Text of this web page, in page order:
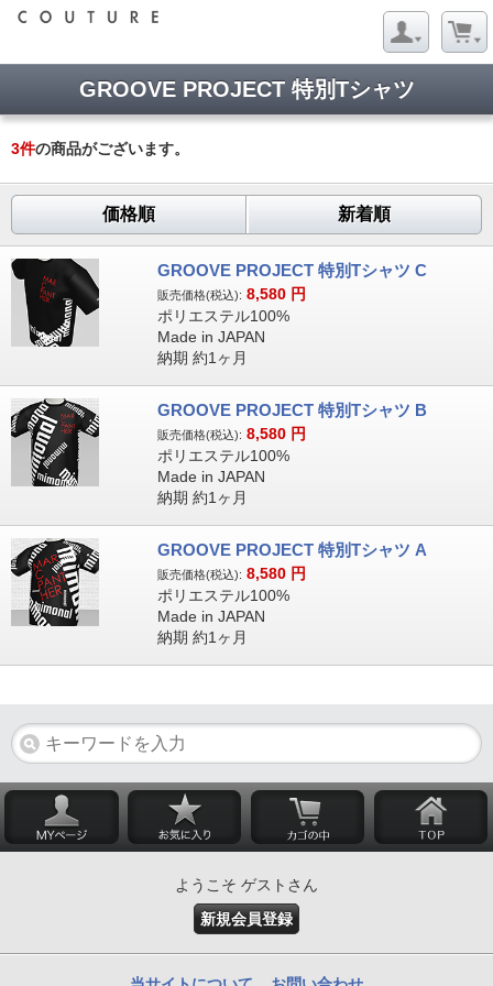
GROOVE PROJECT 特別Tシャツ
3件の商品がございます。
価格順 新着順
GROOVE PROJECT 特別Tシャツ C
販売価格(税込): 8,580 円
ポリエステル100%
Made in JAPAN
納期 約1ヶ月
GROOVE PROJECT 特別Tシャツ B
販売価格(税込): 8,580 円
ポリエステル100%
Made in JAPAN
納期 約1ヶ月
GROOVE PROJECT 特別Tシャツ A
販売価格(税込): 8,580 円
ポリエステル100%
Made in JAPAN
納期 約1ヶ月
ようこそ ゲストさん
新規会員登録